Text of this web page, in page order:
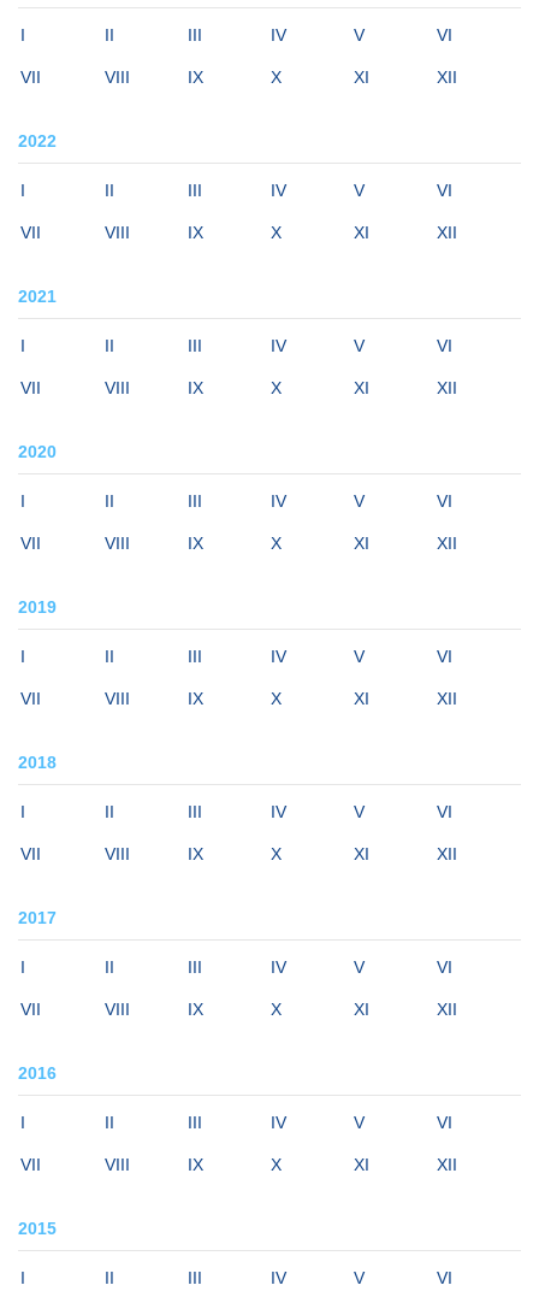
I II III IV V VI
VII VIII IX X XI XII
2022
I II III IV V VI
VII VIII IX X XI XII
2021
I II III IV V VI
VII VIII IX X XI XII
2020
I II III IV V VI
VII VIII IX X XI XII
2019
I II III IV V VI
VII VIII IX X XI XII
2018
I II III IV V VI
VII VIII IX X XI XII
2017
I II III IV V VI
VII VIII IX X XI XII
2016
I II III IV V VI
VII VIII IX X XI XII
2015
I II III IV V VI